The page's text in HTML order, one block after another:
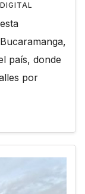
país, donde
por